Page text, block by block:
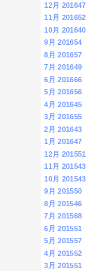
12月 201647
11月 201652
10月 201640
9月 201654
8月 201657
7月 201649
6月 201666
5月 201656
4月 201645
3月 201655
2月 201643
1月 201647
12月 201551
11月 201543
10月 201543
9月 201550
8月 201546
7月 201568
6月 201551
5月 201557
4月 201552
3月 201551